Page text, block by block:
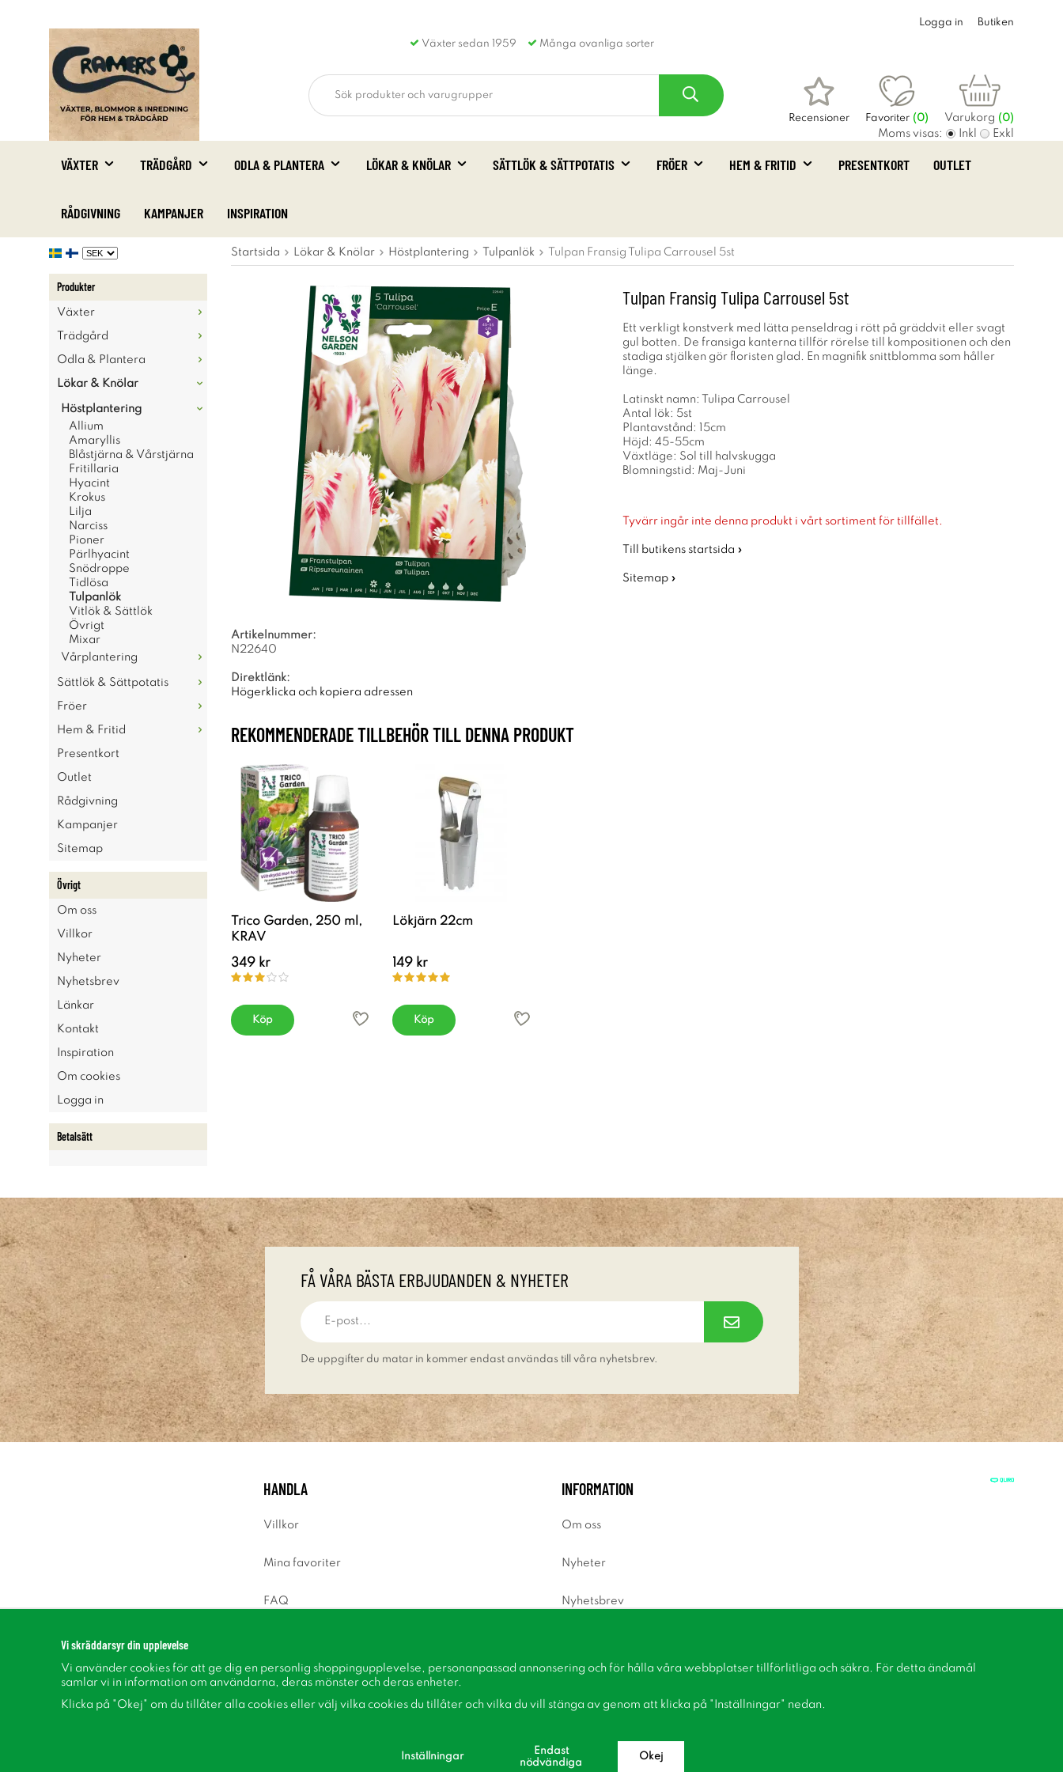
Växter sedan 1959 Många ovanliga sorter
Logga in Butiken
Recensioner Favoriter (0) Varukorg (0)
Moms visas: Inkl Exkl
VÄXTER TRÄDGÅRD ODLA & PLANTERA LÖKAR & KNÖLAR SÄTTLÖK & SÄTTPOTATIS FRÖER HEM & FRITID PRESENTKORT OUTLET
RÅDGIVNING KAMPANJER INSPIRATION
Produkter
Växter
Trädgård
Odla & Plantera
Lökar & Knölar
Höstplantering
Allium
Amaryllis
Blåstjärna & Vårstjärna
Fritillaria
Hyacint
Krokus
Lilja
Narciss
Pioner
Pärlhyacint
Snödroppe
Tidlösa
Tulpanlök
Vitlök & Sättlök
Övrigt
Mixar
Vårplantering
Sättlök & Sättpotatis
Fröer
Hem & Fritid
Presentkort
Outlet
Rådgivning
Kampanjer
Sitemap
Övrigt
Om oss
Villkor
Nyheter
Nyhetsbrev
Länkar
Kontakt
Inspiration
Om cookies
Logga in
Betalsätt
Startsida Lökar & Knölar Höstplantering Tulpanlök Tulpan Fransig Tulipa Carrousel 5st
Tulpan Fransig Tulipa Carrousel 5st
Ett verkligt konstverk med lätta penseldrag i rött på gräddvit eller svagt
gul botten. De fransiga kanterna tillför rörelse till kompositionen och den
stadiga stjälken gör floristen glad. En magnifik snittblomma som håller
länge.
Latinskt namn: Tulipa Carrousel
Antal lök: 5st
Plantavstånd: 15cm
Höjd: 45-55cm
Växtläge: Sol till halvskugga
Blomningstid: Maj-Juni
Tyvärr ingår inte denna produkt i vårt sortiment för tillfället.
Till butikens startsida »
Sitemap »
Artikelnummer:
N22640
Direktlänk:
Högerklicka och kopiera adressen
REKOMMENDERADE TILLBEHÖR TILL DENNA PRODUKT
Trico Garden, 250 ml,
KRAV
349 kr
Köp
Lökjärn 22cm
149 kr
Köp
FÅ VÅRA BÄSTA ERBJUDANDEN & NYHETER
De uppgifter du matar in kommer endast användas till våra nyhetsbrev.
HANDLA
Villkor
Mina favoriter
FAQ
INFORMATION
Om oss
Nyheter
Nyhetsbrev
Inspiration
Vi skräddarsyr din upplevelse
Vi använder cookies för att ge dig en personlig shoppingupplevelse, personanpassad annonsering och för hålla våra webbplatser tillförlitliga och säkra. För detta ändamål
samlar vi in information om användarna, deras mönster och deras enheter.
Klicka på "Okej" om du tillåter alla cookies eller välj vilka cookies du tillåter och vilka du vill stänga av genom att klicka på "Inställningar" nedan.
Inställningar
Endast
nödvändiga
Okej